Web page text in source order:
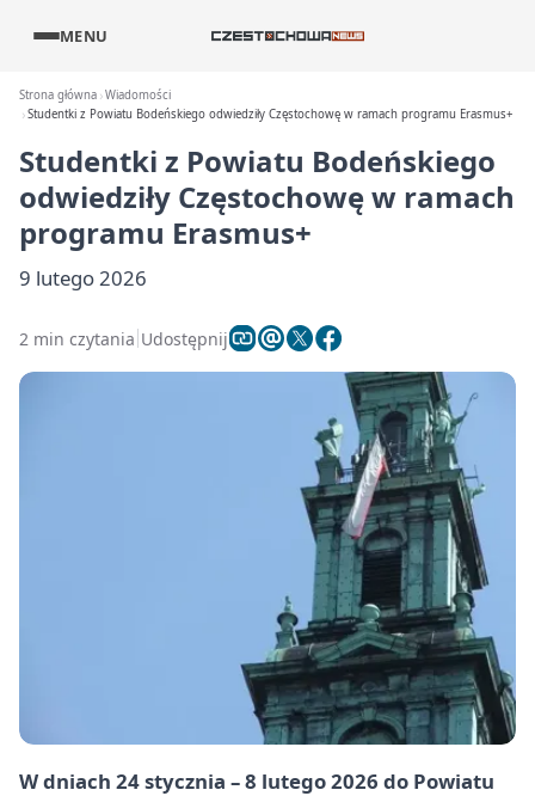
MENU
Strona główna Wiadomości
Studentki z Powiatu Bodeńskiego odwiedziły Częstochowę w ramach programu Erasmus+
Studentki z Powiatu Bodeńskiego
odwiedziły Częstochowę w ramach
programu Erasmus+
9 lutego 2026
2 min czytania Udostępnij
W dniach 24 stycznia – 8 lutego 2026 do Powiatu